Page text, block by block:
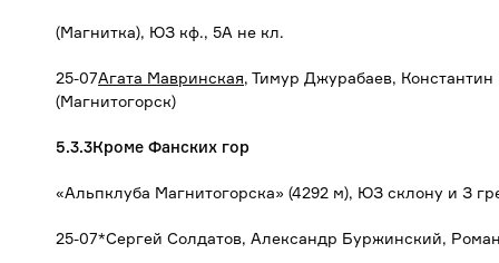
(Магнитка), ЮЗ кф., 5А не кл.
25-07Агата Мавринская, Тимур Джурабаев,
(Магнитогорск)
5.3.3Кроме Фанских гор
«Альпклуба Магнитогорска» (4292 м), ЮЗ склону и З
25-07*Сергей Солдатов, Александр Буржинский,